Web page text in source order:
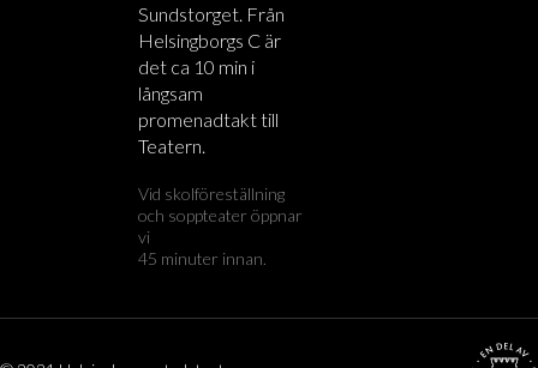
Sundstorget. Från
Helsingborgs C är
det ca 10 min i
långsam
promenadtakt till
Teatern.
Vid skolföreställning
och soppteater öppnar
vi
45 minuter innan.